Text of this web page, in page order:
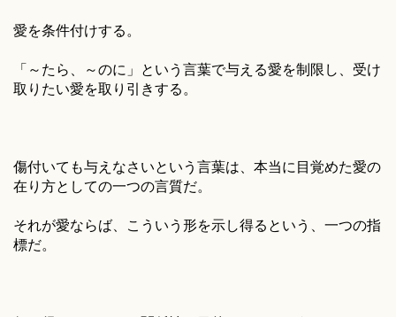
愛を条件付けする。
「～たら、～のに」という言葉で与える愛を制限し、受け
取りたい愛を取り引きする。
傷付いても与えなさいという言葉は、本当に目覚めた愛の
在り方としての一つの言質だ。
それが愛ならば、こういう形を示し得るという、一つの指
標だ。